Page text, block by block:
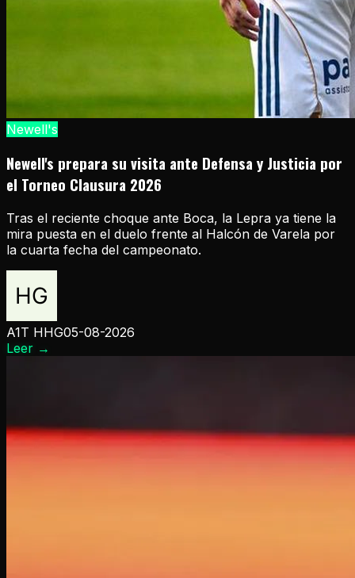
Newell's
Newell's prepara su visita ante Defensa y Justicia por
el Torneo Clausura 2026
Tras el reciente choque ante Boca, la Lepra ya tiene la
mira puesta en el duelo frente al Halcón de Varela por
la cuarta fecha del campeonato.
A1T HHG05-08-2026
Leer →